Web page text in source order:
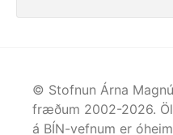
© Stofnun Árna
fræðum 2002-2026.
á BÍN-vefnum er